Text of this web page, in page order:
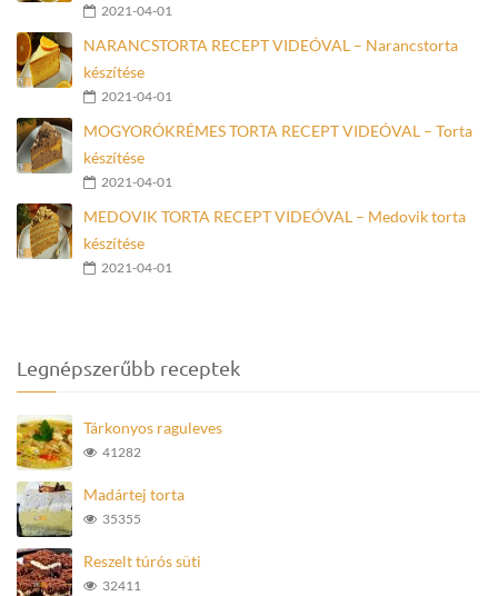
2021-04-01
NARANCSTORTA RECEPT VIDEÓVAL – Narancstorta
készítése
2021-04-01
MOGYORÓKRÉMES TORTA RECEPT VIDEÓVAL – Torta
készítése
2021-04-01
MEDOVIK TORTA RECEPT VIDEÓVAL – Medovik torta
készítése
2021-04-01
Legnépszerűbb receptek
Tárkonyos raguleves
41282
Madártej torta
35355
Reszelt túrós süti
32411